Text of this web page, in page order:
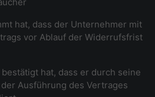
hat, dass der Unternehmer mit
vor Ablauf der Widerrufsfrist
hat, dass er durch seine
Ausführung des Vertrages